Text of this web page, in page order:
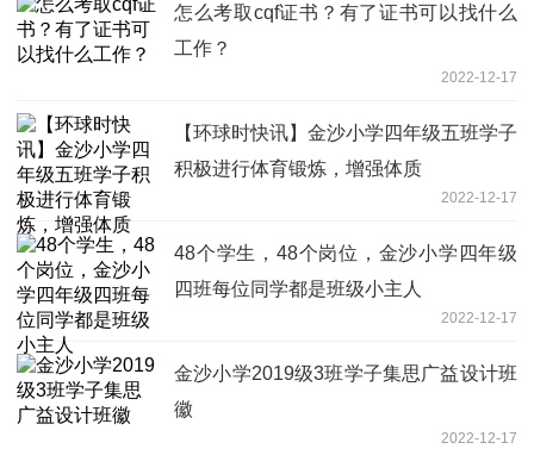
怎么考取cqf证书？有了证书可以找什么
工作？
2022-12-17
【环球时快讯】金沙小学四年级五班学子
积极进行体育锻炼，增强体质
2022-12-17
48个学生，48个岗位，金沙小学四年级
四班每位同学都是班级小主人
2022-12-17
金沙小学2019级3班学子集思广益设计班
徽
2022-12-17